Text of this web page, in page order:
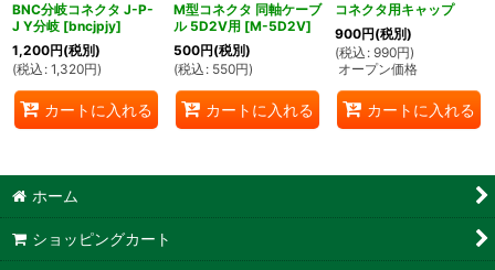
BNC分岐コネクタ J-P-
J Y分岐 [bncjpjy]
1,200円(税別)
(税込 : 1,320円)
カートに入れる
M型コネクタ 同軸ケーブ
ル 5D2V用 [M-5D2V]
500円(税別)
(税込 : 550円)
カートに入れる
コネクタ用キャップ
900円(税別)
(税込 : 990円)
オープン価格
カートに入れる
ホーム
ショッピングカート